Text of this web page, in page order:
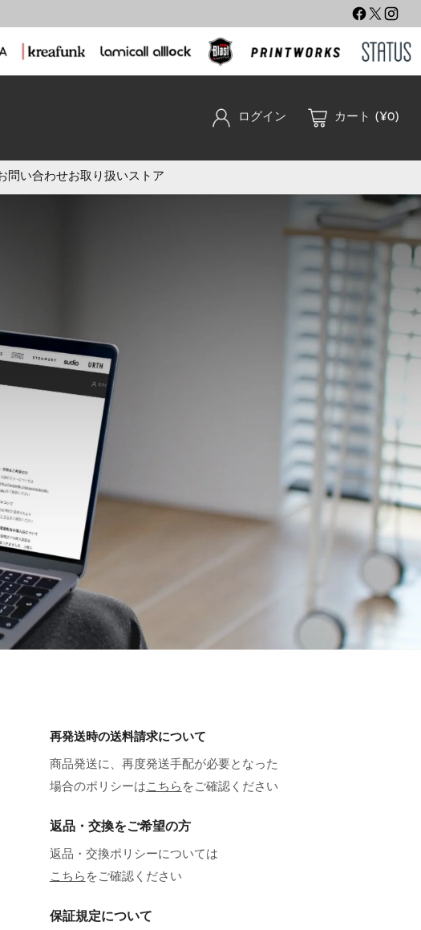
ログイン カート (¥0)
問い合わせお取り扱いストア
再発送時の送料請求について
商品発送に、再度発送手配が必要となった
場合のポリシーはこちら をご確認ください
返品・交換をご希望の方
返品・交換ポリシーについては
こちら をご確認ください
保証規定について